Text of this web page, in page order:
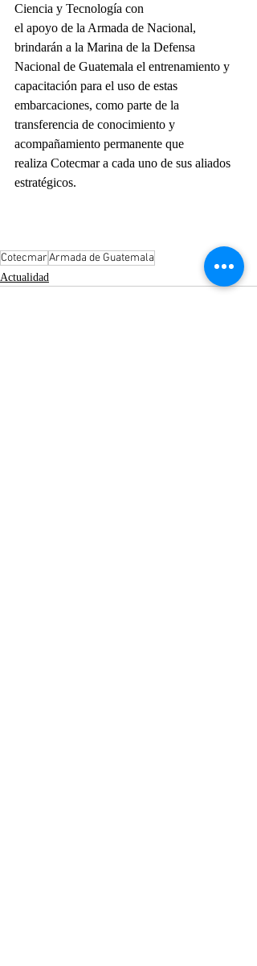
Ciencia y Tecnología con
el apoyo de la Armada de Nacional,
brindarán a la Marina de la Defensa
Nacional de Guatemala el entrenamiento y
capacitación para el uso de estas
embarcaciones, como parte de la
transferencia de conocimiento y
acompañamiento permanente que
realiza Cotecmar a cada uno de sus aliados
estratégicos.
CotecmarArmada de Guatemala
Actualidad